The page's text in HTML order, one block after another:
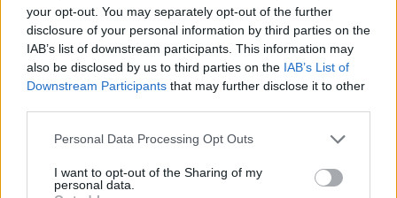
your opt-out. You may separately opt-out of the further
disclosure of your personal information by third parties on the
IAB’s list of downstream participants. This information may
also be disclosed by us to third parties on the IAB’s List of
Downstream Participants that may further disclose it to other
Please note that this website/app uses one or more Google
not limited to your visit or usage behaviour. You may click to
grant or deny consent to Google and its third-party tags to
Personal Data Processing Opt Outs
I want to opt-out of the Sharing of my
personal data.
disponibilità di tali aggiornamenti è sempre una
buona norma. Non è interessante come piccoli
accorgimenti possano allungare la vita dei tuoi
dispositivi?
Infine, la gestione dell’alimentazione è cruciale,
Monitor che supportano la ricarica pass-through